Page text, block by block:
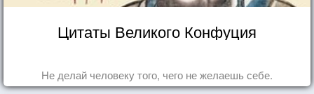
Цитаты Великого Конфуция
Не делай человеку того, чего не желаешь себе.